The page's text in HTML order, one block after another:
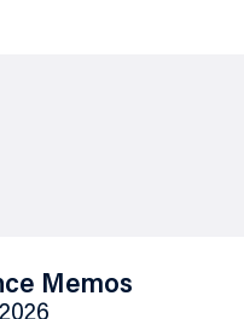
Memos